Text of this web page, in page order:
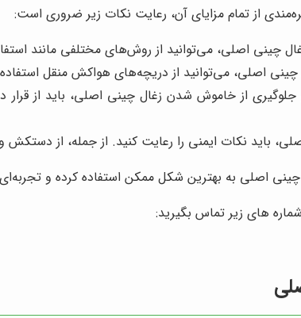
از تمام مزایای آن، رعایت نکات زیر ضروری است:
چینی اصلی، می‌توانید از روش‌های مختلفی مانند
چینی اصلی، می‌توانید از دریچه‌های هواکش منقل
جلوگیری از خاموش شدن زغال چینی اصلی، باید از
باید نکات ایمنی را رعایت کنید. از جمله، از
چینی اصلی به بهترین شکل ممکن استفاده کرده و
های زیر تماس بگیرید: